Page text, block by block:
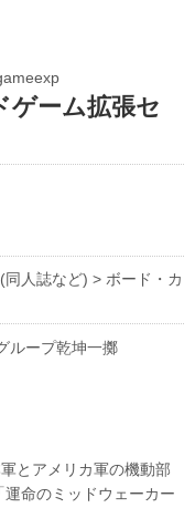
ゲーム拡張セ
同人誌など) > ボード・カ
ループ乾坤一擲
とアメリカ軍の機動部
命のミッドウェーカー